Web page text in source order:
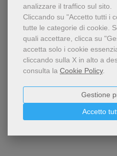
analizzare il traffico sul sito.
Cliccando su "Accetto tutti i
tutte le categorie di cookie.
quali accettare, clicca su
accetta solo i cookie
cliccando sulla X in alto a
consulta la Cookie Policy.
Accetto
Gestione